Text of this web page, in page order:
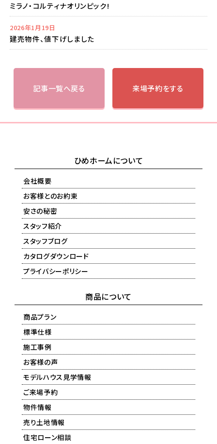
ミラノ・コルティナオリンピック!
2026年1月19日
建売物件、値下げしました
記事一覧へ戻る 来場予約をする
ひめホームについて
会社概要
お客様とのお約束
安さの秘密
スタッフ紹介
スタッフブログ
カタログダウンロード
プライバシーポリシー
商品について
商品プラン
標準仕様
施工事例
お客様の声
モデルハウス見学情報
ご来場予約
物件情報
売り土地情報
住宅ローン相談